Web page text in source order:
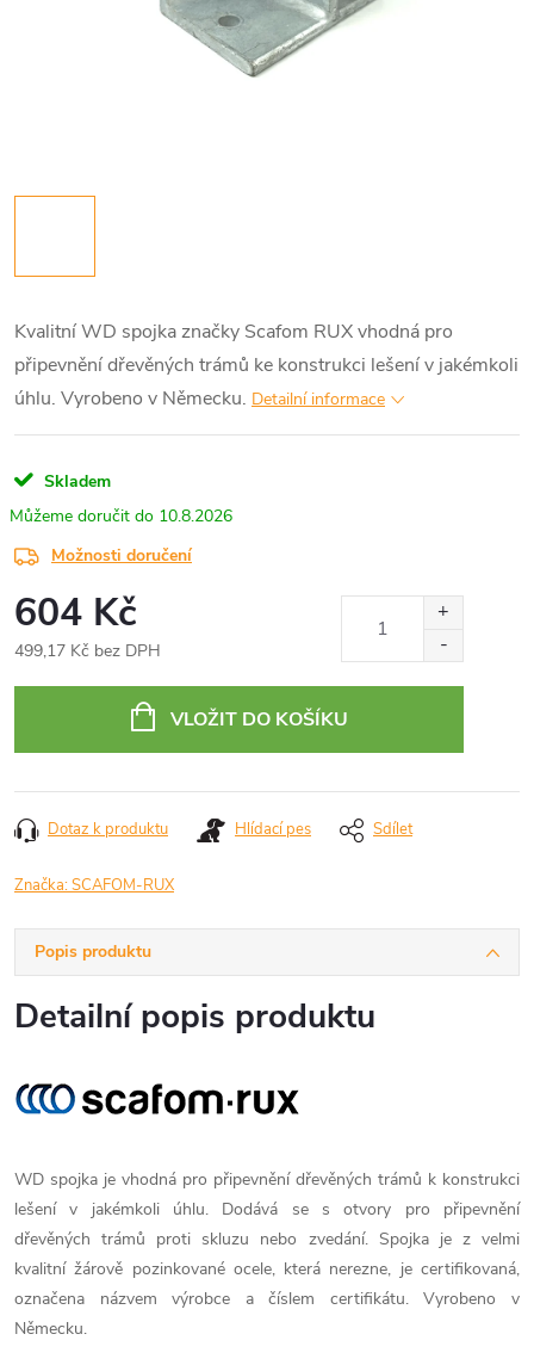
Kvalitní WD spojka značky Scafom RUX vhodná pro
připevnění dřevěných trámů ke konstrukci lešení v jakémkoli
úhlu. Vyrobeno v Německu. Detailní informace
Skladem
10.8.2026
Možnosti doručení
604 Kč
499,17 Kč bez DPH
VLOŽIT DO KOŠÍKU
Dotaz k produktu Hlídací pes Sdílet
Značka:SCAFOM-RUX
Popis produktu
Detailní popis produktu
WD spojka je vhodná pro připevnění dřevěných trámů k konstrukci
lešení v jakémkoli úhlu. Dodává se s otvory pro připevnění
dřevěných trámů proti skluzu nebo zvedání. Spojka je z velmi
kvalitní žárově pozinkované ocele, která nerezne, je certifikovaná,
označena názvem výrobce a číslem certifikátu. Vyrobeno v
Německu.